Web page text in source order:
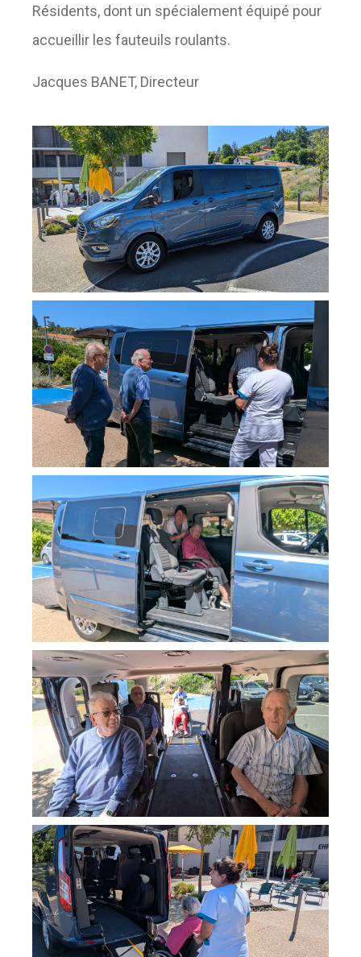
Résidents, dont un spécialement équipé pour
accueillir les fauteuils roulants.
Jacques BANET, Directeur